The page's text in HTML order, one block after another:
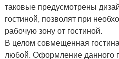
таковые предусмотрены
гостиной, позволят при
рабочую зону от гостиной.
В целом совмещенная
любой. Оформление данного